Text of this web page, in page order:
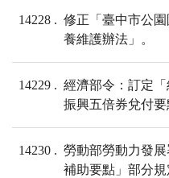
14228
修正「臺中市公
養維護辦法」。
14229
經濟部令：訂定
振興五倍券兌付
14230
勞動部勞動力發
補助要點」部分